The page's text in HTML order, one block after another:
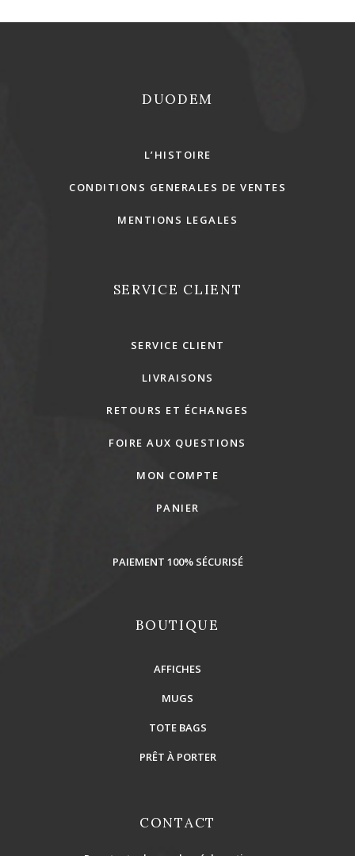
DUODEM
L’HISTOIRE
CONDITIONS GENERALES DE VENTES
MENTIONS LEGALES
SERVICE CLIENT
SERVICE CLIENT
LIVRAISONS
RETOURS ET ÉCHANGES
FOIRE AUX QUESTIONS
MON COMPTE
PANIER
PAIEMENT 100% SÉCURISÉ
BOUTIQUE
AFFICHES
MUGS
TOTE BAGS
PRÊT À PORTER
CONTACT